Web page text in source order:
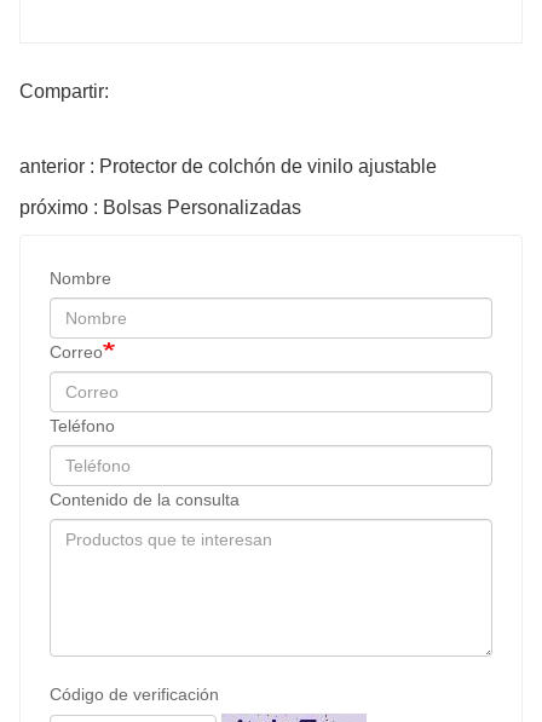
Compartir:
anterior : Protector de colchón de vinilo ajustable
próximo : Bolsas Personalizadas
Nombre
Correo
Teléfono
Contenido de la consulta
Código de verificación